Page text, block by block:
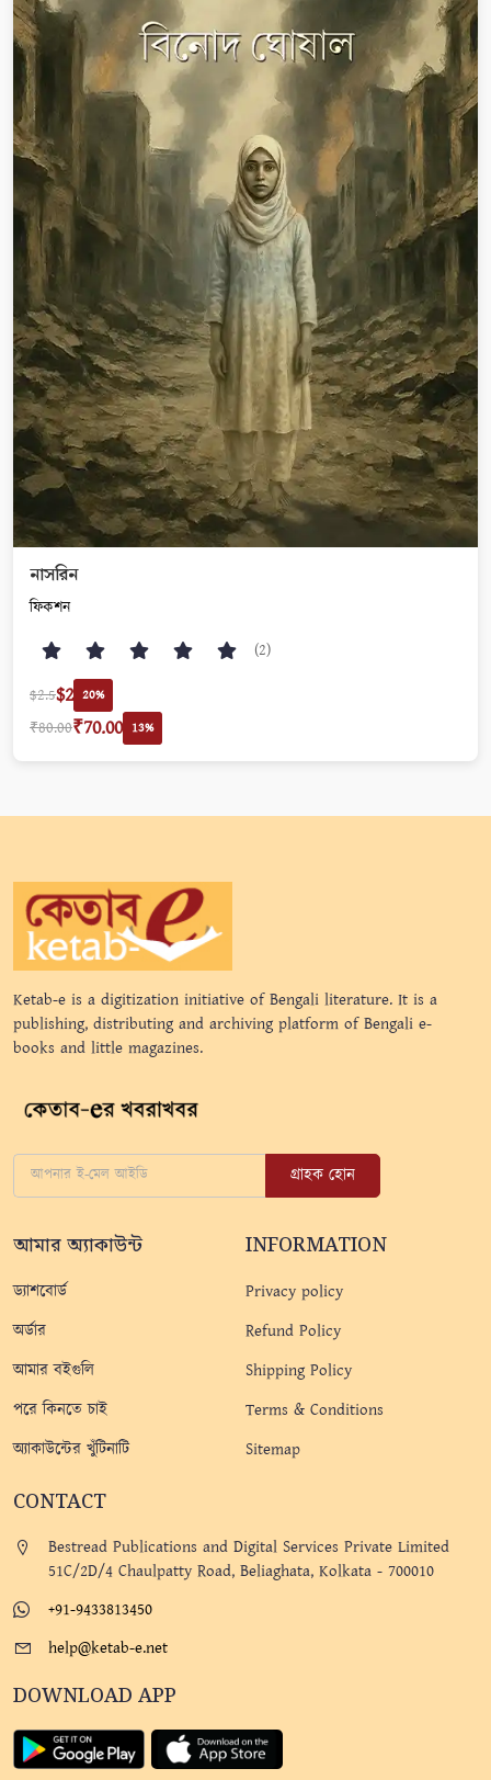
নাসরিন
ফিকশন
(2)
$2.5$2 20%
₹80.00₹70.00 13%
Ketab-e is a digitization initiative of Bengali literature. It is a
publishing, distributing and archiving platform of Bengali e-
books and little magazines.
গ্রাহক হোন
আমার অ্যাকাউন্ট
ড্যাশবোর্ড
অর্ডার
আমার বইগুলি
পরে কিনতে চাই
অ্যাকাউন্টের খুঁটিনাটি
INFORMATION
Privacy policy
Refund Policy
Shipping Policy
Terms & Conditions
Sitemap
CONTACT
Bestread Publications and Digital Services Private Limited
51C/2D/4 Chaulpatty Road, Beliaghata, Kolkata - 700010
+91-9433813450
help@ketab-e.net
DOWNLOAD APP